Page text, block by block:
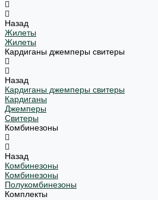
Назад
Жилеты
Жилеты
Кардиганы джемперы свитеры
Назад
Кардиганы джемперы свитеры
Кардиганы
Джемперы
Свитеры
Комбинезоны
Назад
Комбинезоны
Комбинезоны
Полукомбинезоны
Комплекты